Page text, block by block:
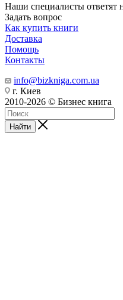
Наши специалисты
Задать вопрос
Как купить книги
Доставка
Помощь
Контакты
info@bizkniga.com.ua
г. Киев
2010-2026 © Бизнес книга
Найти